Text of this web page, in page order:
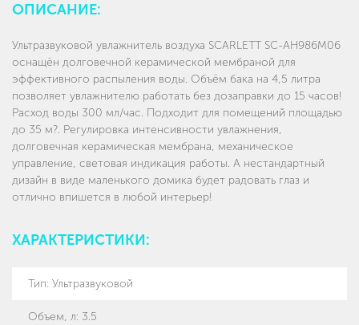
ОПИСАНИЕ:
Ультразвуковой увлажнитель воздуха SCARLETT SC-AH986M06
оснащён долговечной керамической мембраной для
эффективного распыления воды. Объём бака на 4,5 литра
позволяет увлажнителю работать без дозаправки до 15 часов!
Расход воды 300 мл/час. Подходит для помещений площадью
до 35 м?. Регулировка интенсивности увлажнения,
долговечная керамическая мембрана, механическое
управление, световая индикация работы. А нестандартный
дизайн в виде маленького домика будет радовать глаз и
отлично впишется в любой интерьер!
ХАРАКТЕРИСТИКИ:
Тип: Ультразвуковой
Объем, л: 3.5